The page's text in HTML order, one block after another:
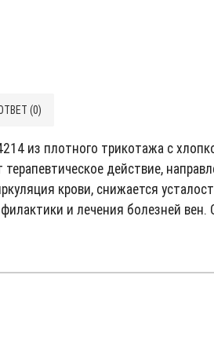
(0)
из плотного трикотажа с
действие,
крови, снижается
и лечения болезней вен.